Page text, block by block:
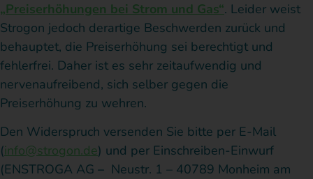
„Preiserhöhungen bei Strom und Gas“. Leider weist
Strogon jedoch derartige Beschwerden zurück und
behauptet, die Preiserhöhung sei berechtigt und
fehlerfrei. Daher ist es sehr zeitaufwendig und
nervenaufreibend, sich selber gegen die
Preiserhöhung zu wehren.
Den Widerspruch versenden Sie bitte per E-Mail
(info@strogon.de) und per Einschreiben-Einwurf
(ENSTROGA AG – Neustr. 1 – 40789 Monheim am